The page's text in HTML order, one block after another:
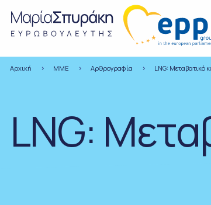
Αρχική ΜΜΕ Αρθρογραφία LNG: Μεταβατικό
LNG: